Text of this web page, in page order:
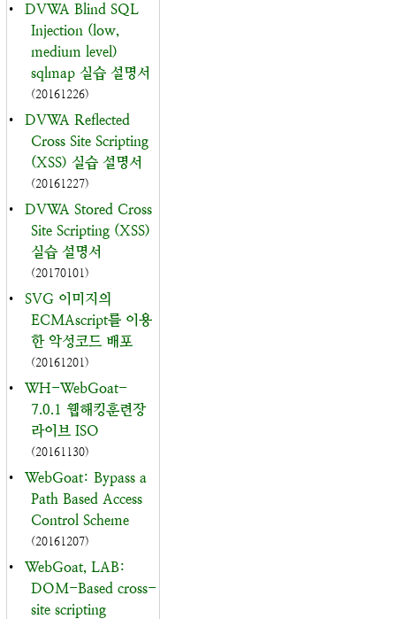
•
DVWA Blind SQL
Injection (low,
medium level)
sqlmap 실습 설명서
(20161226)
•
DVWA Reflected
Cross Site Scripting
(XSS) 실습 설명서
(20161227)
•
DVWA Stored Cross
Site Scripting (XSS)
실습 설명서
(20170101)
•
SVG 이미지의
ECMAscript를 이용
한 악성코드 배포
(20161201)
•
WH-WebGoat-
7.0.1 웹해킹훈련장
라이브 ISO
(20161130)
•
WebGoat: Bypass a
Path Based Access
Control Scheme
(20161207)
•
WebGoat, LAB:
DOM-Based cross-
site scripting